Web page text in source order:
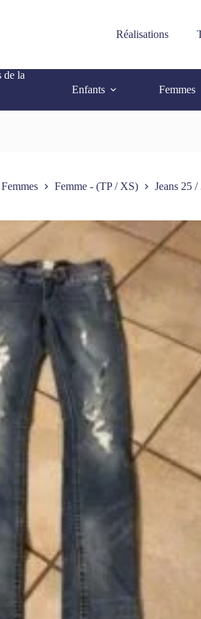
Réalisations
de la
Enfants Femmes
Femmes Femme - (TP / XS) Jeans 25